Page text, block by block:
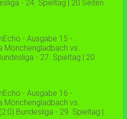
- 24. Spieltag | 20 Seiten
- Ausgabe 15 -
Mönchengladbach vs.
- 27. Spieltag | 20
- Ausgabe 16 -
Mönchengladbach vs.
Bundesliga - 29. Spieltag |